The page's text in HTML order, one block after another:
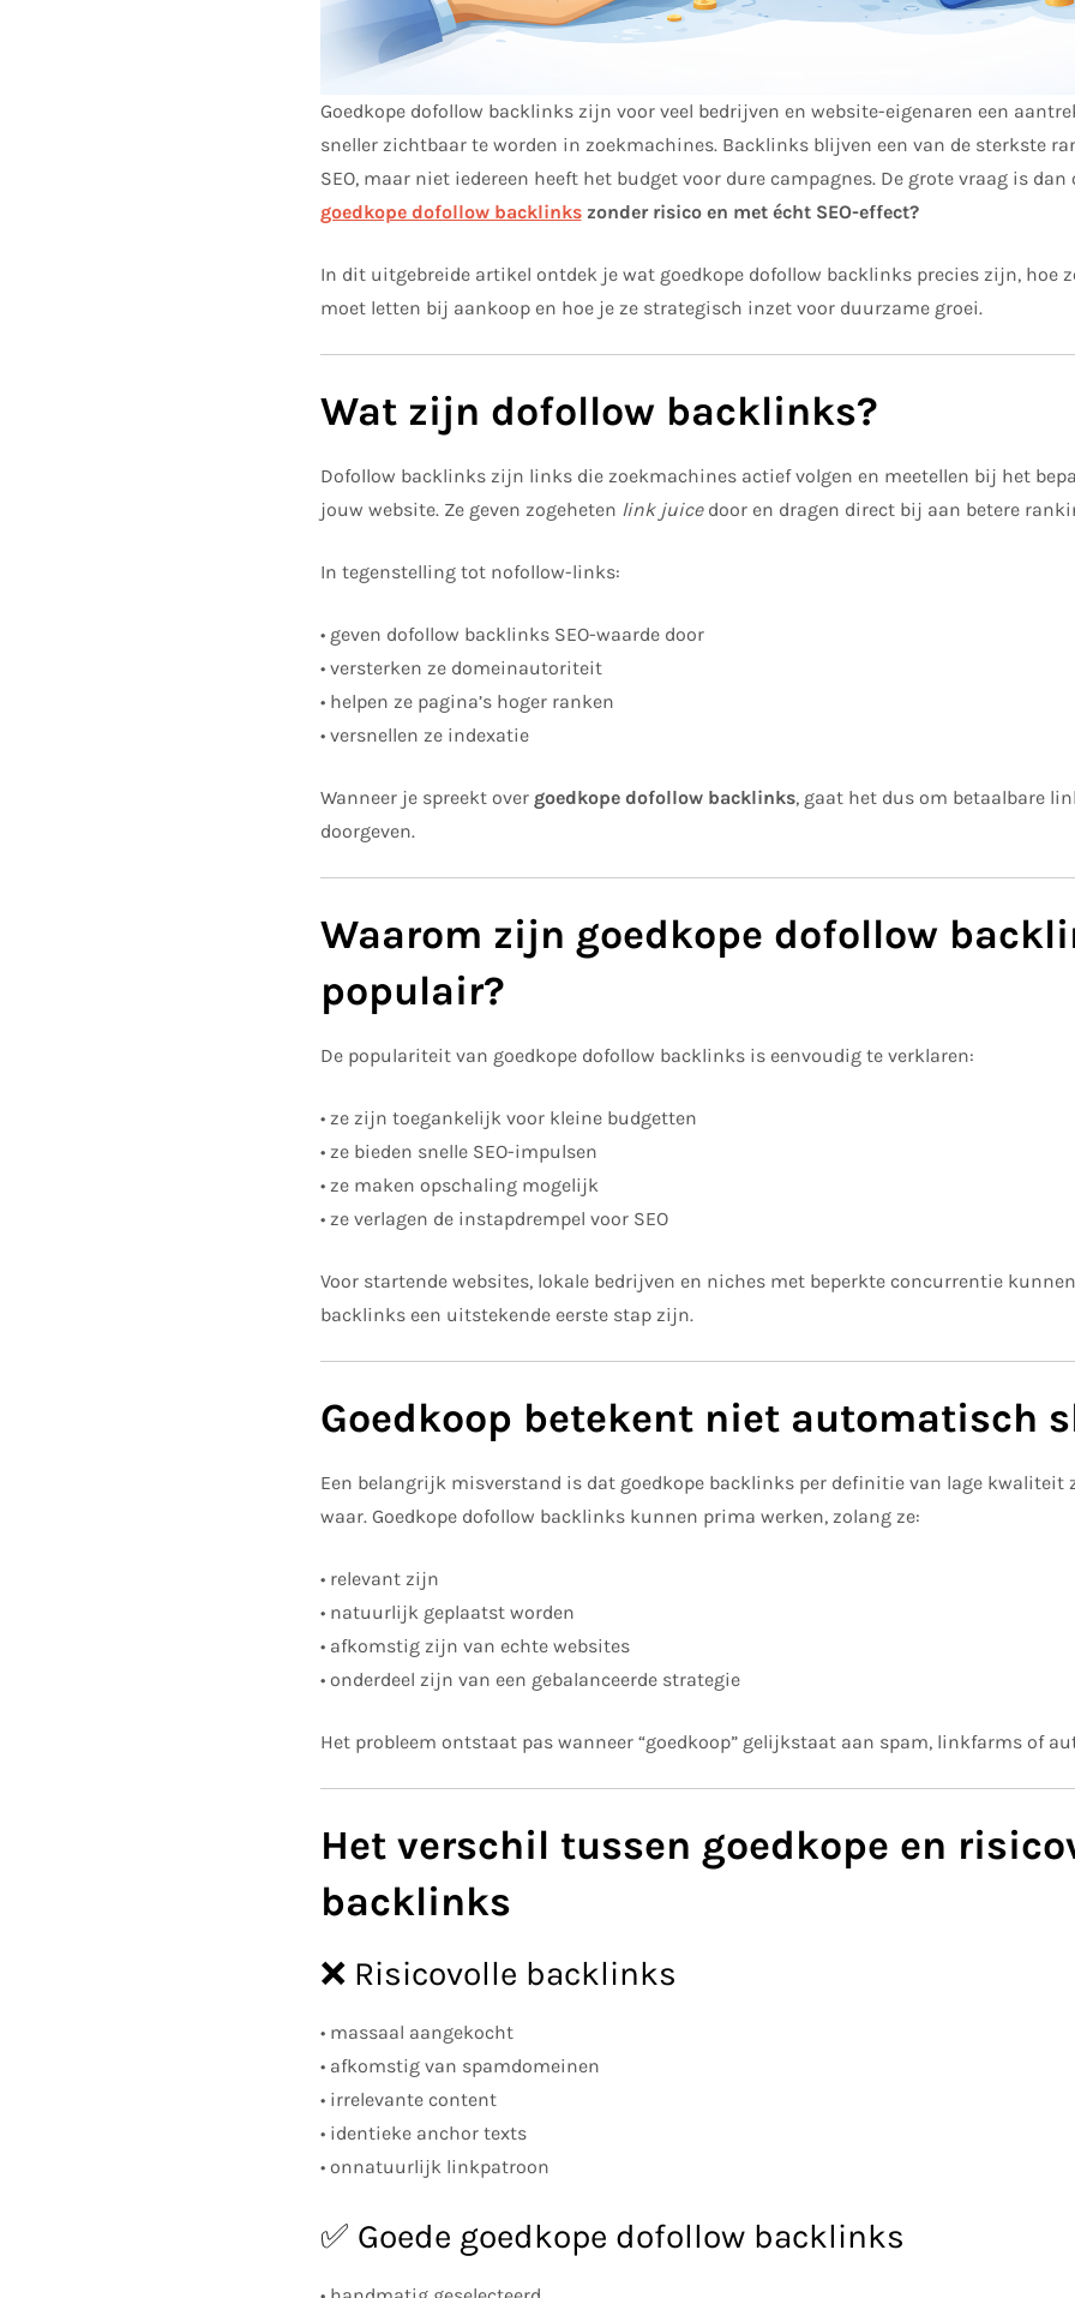
Goedkope dofollow backlinks zijn voor veel bedrijven en website-eigenaren een
sneller zichtbaar te worden in zoekmachines. Backlinks blijven een van de sterkste
SEO, maar niet iedereen heeft het budget voor dure campagnes. De grote vraag is
goedkope dofollow backlinkszonder risico en met écht SEO-effect?
In dit uitgebreide artikel ontdek je wat goedkope dofollow backlinks precies zijn, hoe
moet letten bij aankoop en hoe je ze strategisch inzet voor duurzame groei.
Wat zijn dofollow backlinks?
Dofollow backlinks zijn links die zoekmachines actief volgen en meetellen bij het
jouw website. Ze geven zogeheten link juicedoor en dragen direct bij aan betere
In tegenstelling tot nofollow-links:
• geven dofollow backlinks SEO-waarde door
• versterken ze domeinautoriteit
• helpen ze pagina’s hoger ranken
• versnellen ze indexatie
Wanneer je spreekt over goedkope dofollow backlinks, gaat het dus om betaalbare
doorgeven.
Waarom zijn goedkope dofollow
populair?
De populariteit van goedkope dofollow backlinks is eenvoudig te verklaren:
• ze zijn toegankelijk voor kleine budgetten
• ze bieden snelle SEO-impulsen
• ze maken opschaling mogelijk
• ze verlagen de instapdrempel voor SEO
Voor startende websites, lokale bedrijven en niches met beperkte concurrentie
backlinks een uitstekende eerste stap zijn.
Goedkoop betekent niet automatisch
Een belangrijk misverstand is dat goedkope backlinks per definitie van lage
waar. Goedkope dofollow backlinks kunnen prima werken, zolang ze:
• relevant zijn
• natuurlijk geplaatst worden
• afkomstig zijn van echte websites
• onderdeel zijn van een gebalanceerde strategie
Het probleem ontstaat pas wanneer “goedkoop” gelijkstaat aan spam, linkfarms of
Het verschil tussen goedkope en
backlinks
❌ Risicovolle backlinks
• massaal aangekocht
• afkomstig van spamdomeinen
• irrelevante content
• identieke anchor texts
• onnatuurlijk linkpatroon
✅ Goede goedkope dofollow backlinks